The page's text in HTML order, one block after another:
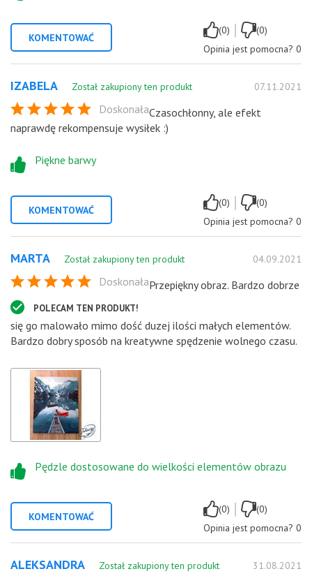
KOMENTOWAĆ
(0) |
(0)
Opinia jest pomocna? 0
IZABELA Został zakupiony ten produkt 07.11.2021
DoskonałaCzasochłonny, ale efekt
naprawdę rekompensuje wysiłek :)
Piękne barwy
KOMENTOWAĆ
(0) |
(0)
Opinia jest pomocna? 0
MARTA Został zakupiony ten produkt 04.09.2021
Doskonała
POLECAM TEN PRODUKT!
Przepiękny obraz. Bardzo dobrze
się go malowało mimo dość duzej ilości małych elementów.
Bardzo dobry sposób na kreatywne spędzenie wolnego czasu.
Pędzle dostosowane do wielkości elementów obrazu
KOMENTOWAĆ
(0) |
(0)
Opinia jest pomocna? 0
ALEKSANDRA Został zakupiony ten produkt 31.08.2021